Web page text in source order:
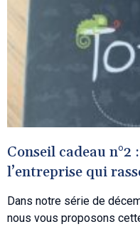
Conseil cadeau
l’entreprise qui
Dans notre série de
nous vous proposons